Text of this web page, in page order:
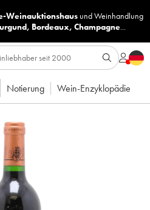
Weinauktionshaus undWeinhandlung
, Bordeaux, Champagne...
Notierung Wein-Enzyklopädie